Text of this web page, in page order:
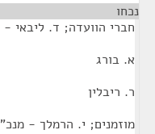
נכחו
חברי הוועדה; ד. ליבאי -
א. בורג
ר. ריבלין
מוזמנים; י. הרמלך -